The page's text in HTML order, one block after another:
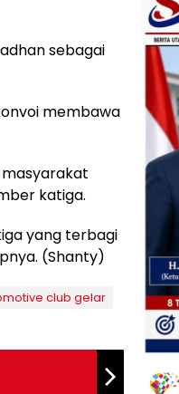
sebagai
membawa
katiga.
yang terbagi
(Shanty)
club gelar